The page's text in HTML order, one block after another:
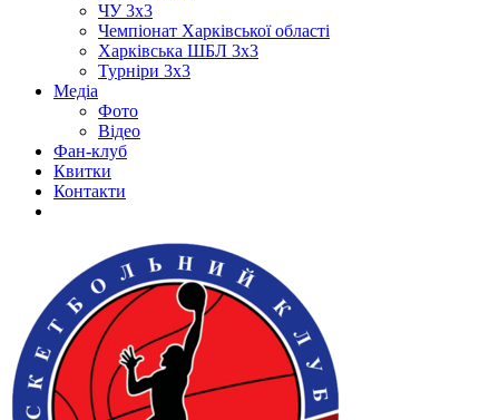
ЧУ 3х3
Чемпіонат Харківської області
Харківська ШБЛ 3х3
Турніри 3х3
Медіа
Фото
Відео
Фан-клуб
Квитки
Контакти